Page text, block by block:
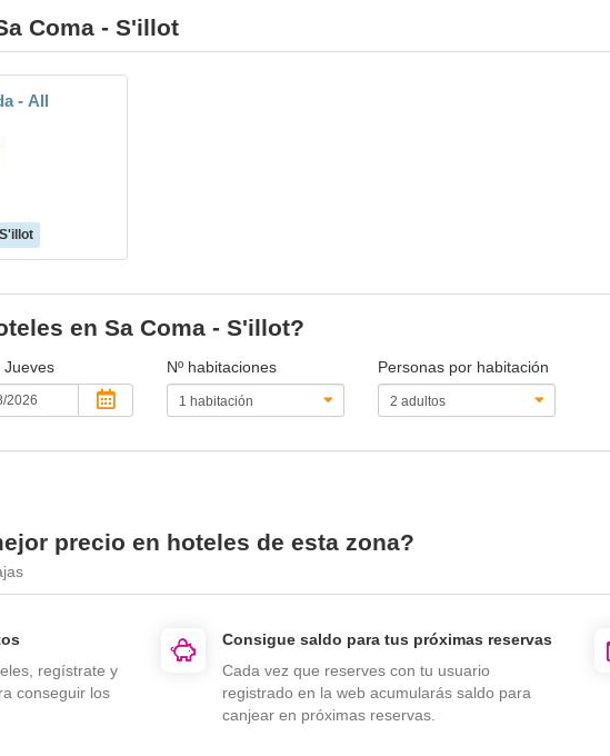
Coma - S'illot
- All
en Sa Coma - S'illot?
Jueves Nº habitaciones
Personas por habitación
precio en hoteles de esta zona?
regístrate y
conseguir los
Consigue saldo para tus próximas reservas
Cada vez que reserves con tu usuario
registrado en la web acumularás saldo para
canjear en próximas reservas.